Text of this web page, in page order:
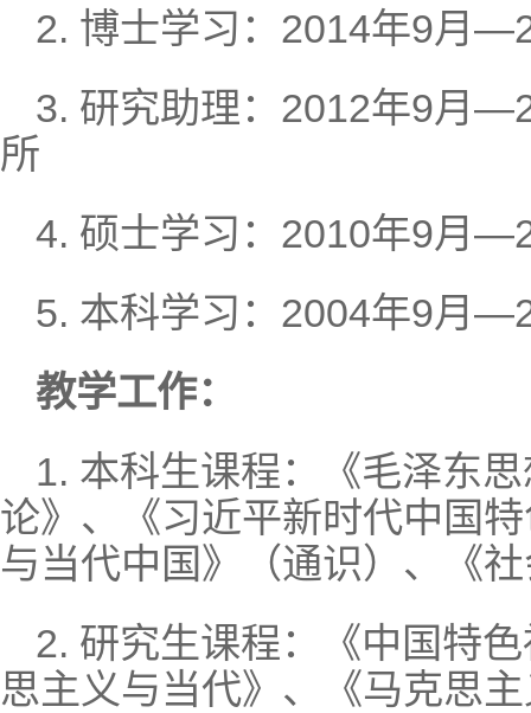
2. 博士学习：2014年9月
3. 研究助理：2012年9月
所
4. 硕士学习：2010年9月
5. 本科学习：2004年9月
教学工作：
1. 本科生课程：《毛泽东
论》、《习近平新时代中国
与当代中国》（通识）、《
2. 研究生课程：《中国特
思主义与当代》、《马克思